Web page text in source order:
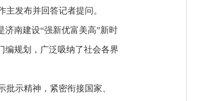
发布并回答记者提问。
济南建设“强新优富美高”新时
编规划，广泛吸纳了社会各界
示精神，紧密衔接国家、